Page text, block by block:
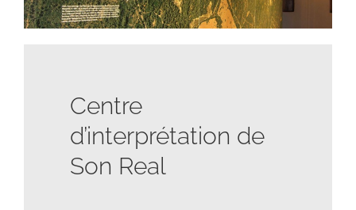
Centre
d’interprétation de
Son Real